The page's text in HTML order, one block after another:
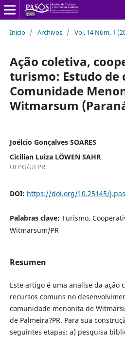
Inicio / Archivos / Vol. 14 Núm. 1
Ação coletiva,
turismo: Estudo de
Comunidade
Witmarsum
Joélcio Gonçalves SOARES
Cicilian Luiza LÖWEN SAHR
UEPG/UFPR
DOI: https://doi.org/10.25145/
Palabras clave: Turismo,
Witmarsum/PR
Resumen
Este artigo é uma analise da ação
recursos comuns no
comunidade menonita de
de Palmeira?PR. Para sua
seguintes etapas: a) pesquisa